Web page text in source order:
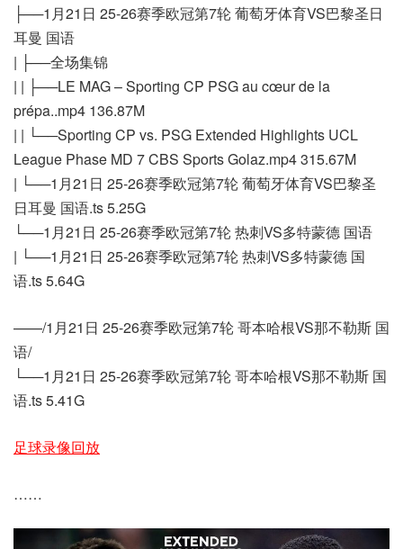
├──1月21日 25-26赛季欧冠第7轮 葡萄牙体育VS巴黎圣日
耳曼 国语
| ├──全场集锦
| | ├──LE MAG – Sporting CP PSG au cœur de la
prépa..mp4 136.87M
| | └──Sporting CP vs. PSG Extended Highlights UCL
League Phase MD 7 CBS Sports Golaz.mp4 315.67M
| └──1月21日 25-26赛季欧冠第7轮 葡萄牙体育VS巴黎圣
日耳曼 国语.ts 5.25G
└──1月21日 25-26赛季欧冠第7轮 热刺VS多特蒙德 国语
| └──1月21日 25-26赛季欧冠第7轮 热刺VS多特蒙德 国
语.ts 5.64G
——/1月21日 25-26赛季欧冠第7轮 哥本哈根VS那不勒斯 国
语/
└──1月21日 25-26赛季欧冠第7轮 哥本哈根VS那不勒斯 国
语.ts 5.41G
足球录像回放
……